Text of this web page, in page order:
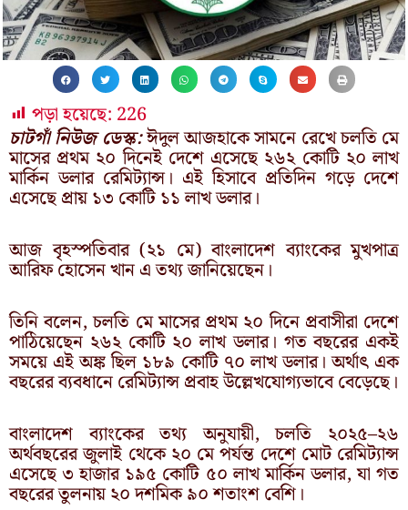
পড়া হয়েছে: 226
চাটগাঁ নিউজ ডেস্ক:ঈদুল আজহাকে সামনে রেখে চলতি মে
মাসের প্রথম ২০ দিনেই দেশে এসেছে ২৬২ কোটি ২০ লাখ
মার্কিন ডলার রেমিট্যান্স। এই হিসাবে প্রতিদিন গড়ে দেশে
এসেছে প্রায় ১৩ কোটি ১১ লাখ ডলার।
আজ বৃহস্পতিবার (২১ মে) বাংলাদেশ ব্যাংকের মুখপাত্র
আরিফ হোসেন খান এ তথ্য জানিয়েছেন।
তিনি বলেন, চলতি মে মাসের প্রথম ২০ দিনে প্রবাসীরা দেশে
পাঠিয়েছেন ২৬২ কোটি ২০ লাখ ডলার। গত বছরের একই
সময়ে এই অঙ্ক ছিল ১৮৯ কোটি ৭০ লাখ ডলার। অর্থাৎ এক
বছরের ব্যবধানে রেমিট্যান্স প্রবাহ উল্লেখযোগ্যভাবে বেড়েছে।
বাংলাদেশ ব্যাংকের তথ্য অনুযায়ী, চলতি ২০২৫–২৬
অর্থবছরের জুলাই থেকে ২০ মে পর্যন্ত দেশে মোট রেমিট্যান্স
এসেছে ৩ হাজার ১৯৫ কোটি ৫০ লাখ মার্কিন ডলার, যা গত
বছরের তুলনায় ২০ দশমিক ৯০ শতাংশ বেশি।